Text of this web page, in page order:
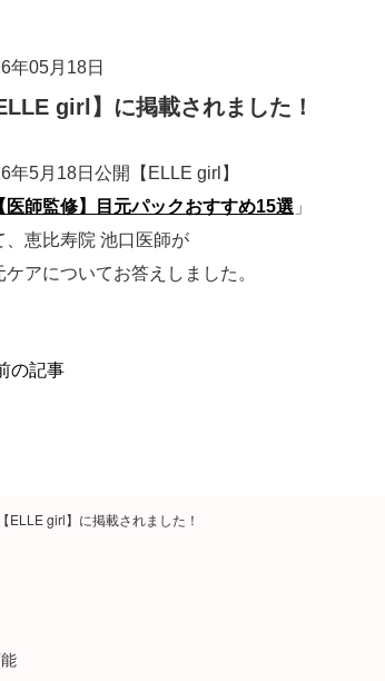
年05月18日
girl】に掲載されました！
年5月18日公開【ELLE girl】
医師監修】目元パックおすすめ15選 」
、恵比寿院 池口医師が
ケアについてお答えしました。
の記事
ELLE girl】に掲載されました！